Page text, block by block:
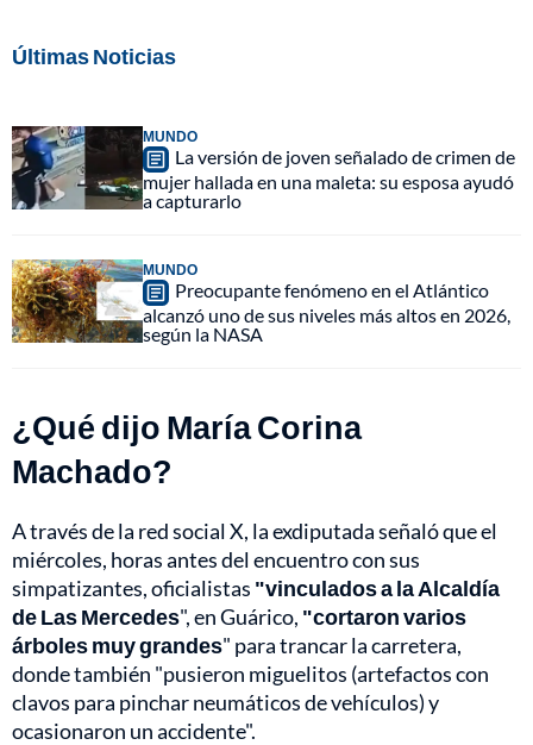
Últimas Noticias
MUNDO
La versión de joven señalado de crimen de
mujer hallada en una maleta: su esposa ayudó
a capturarlo
MUNDO
Preocupante fenómeno en el Atlántico
alcanzó uno de sus niveles más altos en 2026,
según la NASA
¿Qué dijo María Corina
Machado?
A través de la red social X, la exdiputada señaló que el
miércoles, horas antes del encuentro con sus
simpatizantes, oficialistas "vinculados a la Alcaldía
de Las Mercedes", en Guárico, "cortaron varios
árboles muy grandes" para trancar la carretera,
donde también "pusieron miguelitos (artefactos con
clavos para pinchar neumáticos de vehículos) y
ocasionaron un accidente".